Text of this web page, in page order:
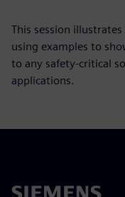
This session illustrates
using examples to
to any safety-critical
applications.